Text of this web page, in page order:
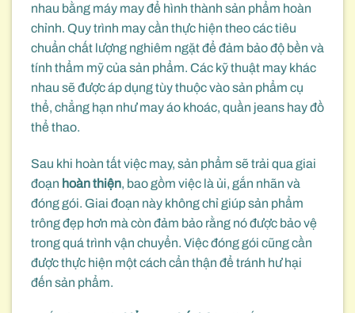
nhau bằng máy may để hình thành sản phẩm hoàn
chỉnh. Quy trình may cần thực hiện theo các tiêu
chuẩn chất lượng nghiêm ngặt để đảm bảo độ bền và
tính thẩm mỹ của sản phẩm. Các kỹ thuật may khác
nhau sẽ được áp dụng tùy thuộc vào sản phẩm cụ
thể, chẳng hạn như may áo khoác, quần jeans hay đồ
thể thao.
Sau khi hoàn tất việc may, sản phẩm sẽ trải qua giai
đoạn hoàn thiện, bao gồm việc là ủi, gắn nhãn và
đóng gói. Giai đoạn này không chỉ giúp sản phẩm
trông đẹp hơn mà còn đảm bảo rằng nó được bảo vệ
trong quá trình vận chuyển. Việc đóng gói cũng cần
được thực hiện một cách cẩn thận để tránh hư hại
đến sản phẩm.